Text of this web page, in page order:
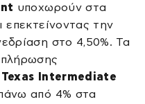
υποχωρούν στα
την
στο 4,50%. Τα
Intermediate
από 4% στα